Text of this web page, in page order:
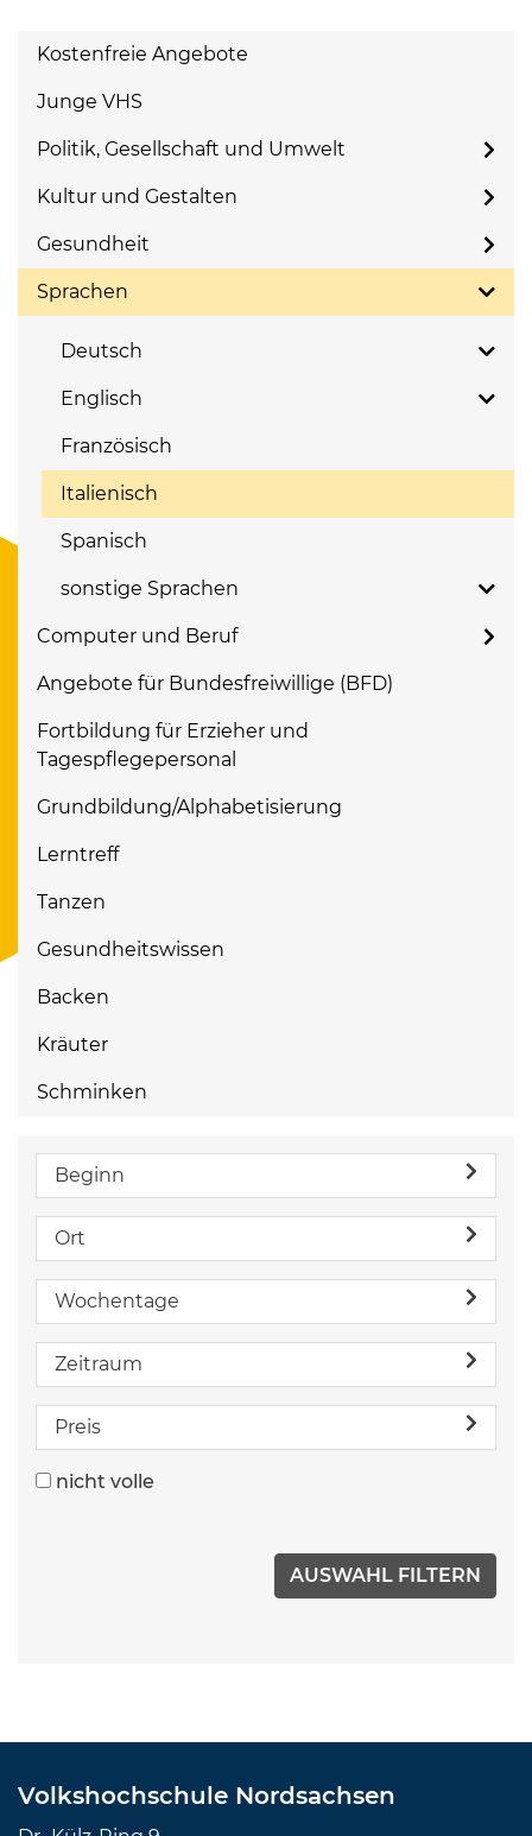
Kostenfreie Angebote
Junge VHS
Politik, Gesellschaft und Umwelt
Kultur und Gestalten
Gesundheit
Sprachen
Deutsch
Englisch
Französisch
Italienisch
Spanisch
sonstige Sprachen
Computer und Beruf
Angebote für Bundesfreiwillige (BFD)
Fortbildung für Erzieher und
Tagespflegepersonal
Grundbildung/Alphabetisierung
Lerntreff
Tanzen
Gesundheitswissen
Backen
Kräuter
Schminken
Beginn
Ort
Wochentage
Zeitraum
Preis
nicht volle
Volkshochschule Nordsachsen